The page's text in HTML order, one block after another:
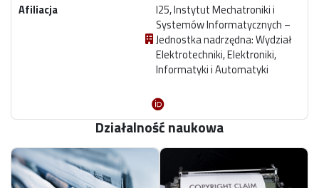
Afiliacja
I25, Instytut Mechatroniki i
Systemów Informatycznych –
Jednostka nadrzędna: Wydział
Elektrotechniki, Elektroniki,
Informatyki i Automatyki
Działalność naukowa